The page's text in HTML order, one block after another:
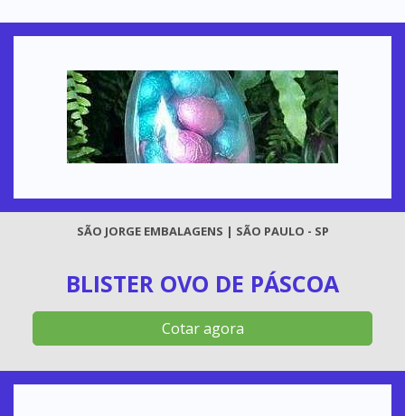
SÃO JORGE EMBALAGENS | SÃO PAULO - SP
BLISTER OVO DE PÁSCOA
Cotar agora